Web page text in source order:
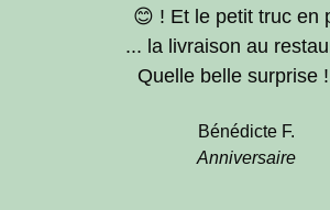
😊 ! Et le petit truc en
... la livraison au
Quelle belle surprise
Bénédicte F.
Anniversaire